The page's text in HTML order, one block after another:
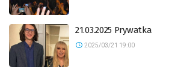
21.03.2025 Prywatka
2025/03/21 19:00